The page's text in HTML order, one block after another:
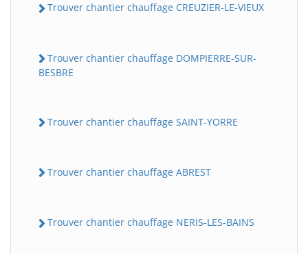
Trouver chantier chauffage CREUZIER-LE-VIEUX
Trouver chantier chauffage DOMPIERRE-SUR-
BESBRE
Trouver chantier chauffage SAINT-YORRE
Trouver chantier chauffage ABREST
Trouver chantier chauffage NERIS-LES-BAINS